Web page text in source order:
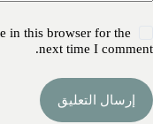
in this browser for the
next time I comment.
إرسال التعليق